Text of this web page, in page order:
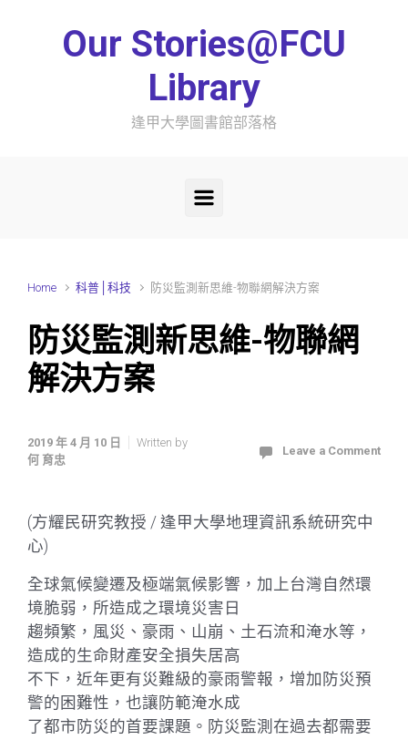
Our Stories@FCU
Library
逢甲大學圖書館部落格
Home 科普│科技 防災監測新思維-物聯網解決方案
防災監測新思維-物聯網
解決方案
2019 年 4 月 10 日
Written by
何 育忠
Leave a Comment
(方耀民研究教授 / 逢甲大學地理資訊系統研究中
心)
全球氣候變遷及極端氣候影響，加上台灣自然環
境脆弱，所造成之環境災害日
趨頻繁，風災、豪雨、山崩、土石流和淹水等，
造成的生命財產安全損失居高
不下，近年更有災難級的豪雨警報，增加防災預
警的困難性，也讓防範淹水成
了都市防災的首要課題。防災監測在過去都需要